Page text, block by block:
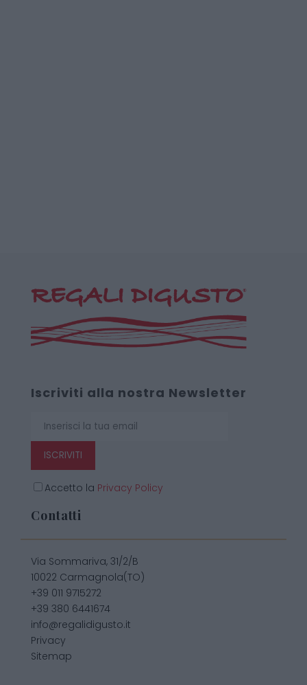
Iscriviti alla nostra Newsletter
ISCRIVITI
Accetto la Privacy Policy
Contatti
Via Sommariva, 31/2/B
10022 Carmagnola(TO)
+39 011 9715272
+39 380 6441674
info@regalidigusto.it
Privacy
Sitemap